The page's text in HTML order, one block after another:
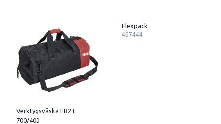
Verktygsväska FB2 L
700/400
Flexpack
497444